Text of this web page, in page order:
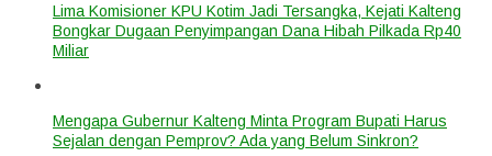
Lima Komisioner KPU Kotim Jadi Tersangka, Kejati Kalteng
Bongkar Dugaan Penyimpangan Dana Hibah Pilkada Rp40
Miliar
Mengapa Gubernur Kalteng Minta Program Bupati Harus
Sejalan dengan Pemprov? Ada yang Belum Sinkron?